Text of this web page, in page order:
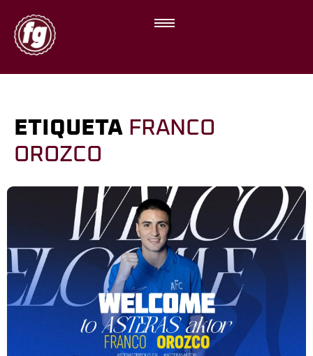
ETIQUETA FRANCO
OROZCO